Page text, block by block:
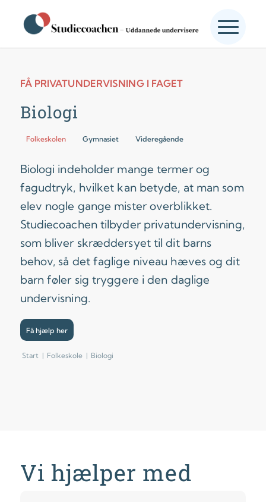
FÅ PRIVATUNDERVISNING I FAGET
Biologi
Folkeskolen Gymnasiet Videregående
Biologi indeholder mange termer og
fagudtryk, hvilket kan betyde, at man som
elev nogle gange mister overblikket.
Studiecoachen tilbyder privatundervisning,
som bliver skræddersyet til dit barns
behov, så det faglige niveau hæves og dit
barn føler sig tryggere i den daglige
undervisning.
Få hjælp her
Start | Folkeskole | Biologi
Vi hjælper med